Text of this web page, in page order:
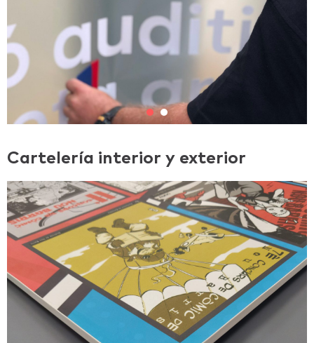
Cartelería interior y exterior